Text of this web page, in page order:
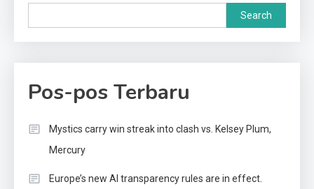
Search
Pos-pos Terbaru
Mystics carry win streak into clash vs. Kelsey Plum,
Mercury
Europe’s new AI transparency rules are in effect.